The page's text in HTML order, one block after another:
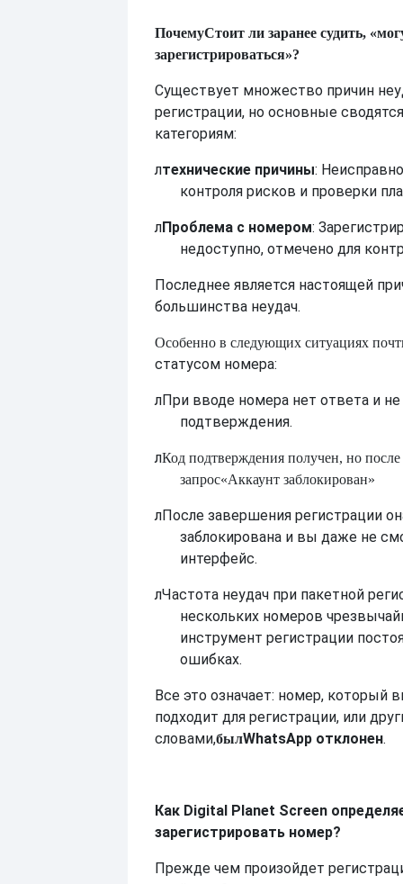
ПочемуСтоит ли заранее судить,
зарегистрироваться»?
Существует множество причин
регистрации, но основные
категориям:
лтехнические причины:
контроля рисков и проверки
лПроблема с номером:
недоступно, отмечено для
Последнее является настоящей
большинства неудач.
Особенно в следующих ситуациях
статусом номера:
лПри вводе номера нет ответа и не
подтверждения.
лКод подтверждения получен, но после
запрос«Аккаунт заблокирован»
лПосле завершения регистрации
заблокирована и вы даже не
интерфейс.
лЧастота неудач при пакетной
нескольких номеров
инструмент регистрации
ошибках.
Все это означает: номер, который
подходит для регистрации, или
словами,былWhatsApp отклонен.
Как Digital Planet Screen
зарегистрировать номер?
Прежде чем произойдет